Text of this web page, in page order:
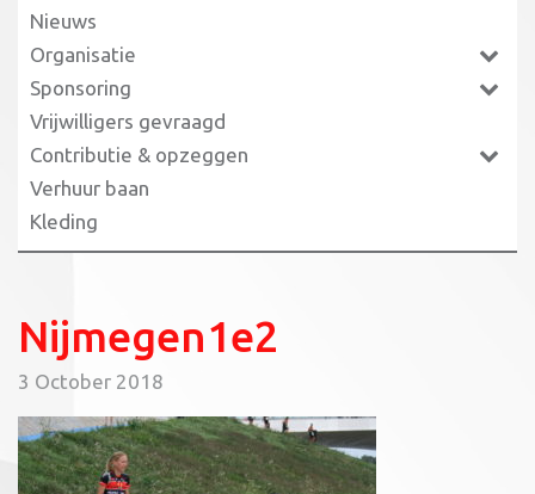
Nieuws
Organisatie
Sponsoring
Vrijwilligers gevraagd
Contributie & opzeggen
Verhuur baan
Kleding
Nijmegen1e2
3 October 2018